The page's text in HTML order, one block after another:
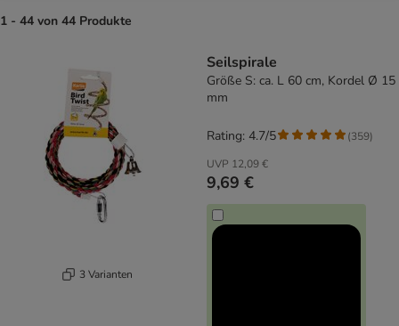
1 - 44 von 44 Produkte
3 Varianten
Seilspirale
Größe S: ca. L 60 cm, Kordel Ø 15
mm
UVP 12,09 €
9,69 €
Rating: 4.7/5 (359)